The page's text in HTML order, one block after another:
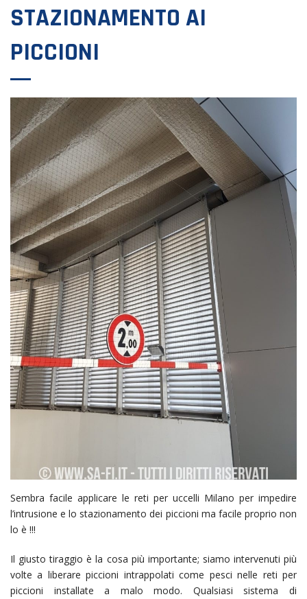
STAZIONAMENTO AI
PICCIONI
Sembra facile applicare le reti per uccelli Milano per impedire
l’intrusione e lo stazionamento dei piccioni ma facile proprio non
lo è !!!
Il giusto tiraggio è la cosa più importante; siamo intervenuti più
volte a liberare piccioni intrappolati come pesci nelle reti per
piccioni installate a malo modo. Qualsiasi sistema di